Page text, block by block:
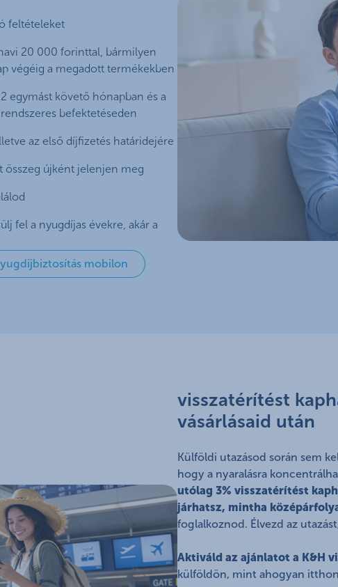
feltételeket
20 000 forinttal, bármilyen
végéig a megadott termékekben
egymást követő hónapban és a
befektetéseden
az első díjfizetés határidejére
összeg újként jelenjen meg
fel a nyugdíjas évekre, akár a
mobilon
visszatérítést
vásárlásaid után
Külföldi utazásod során sem
hogy a nyaralásra
utólag 3% visszatérítést
járhatsz, mintha
foglalkoznod. Élvezd az
Aktiváld az ajánlatot a K&H
külföldön, mint ahogyan